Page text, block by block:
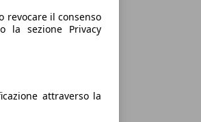
revocare il consenso
la sezione Privacy
attraverso la